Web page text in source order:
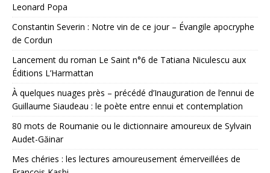
Leonard Popa
Constantin Severin : Notre vin de ce jour – Évangile apocryphe
de Cordun
Lancement du roman Le Saint n°6 de Tatiana Niculescu aux
Éditions L’Harmattan
À quelques nuages près – précédé d’Inauguration de l’ennui de
Guillaume Siaudeau : le poète entre ennui et contemplation
80 mots de Roumanie ou le dictionnaire amoureux de Sylvain
Audet-Găinar
Mes chéries : les lectures amoureusement émerveillées de